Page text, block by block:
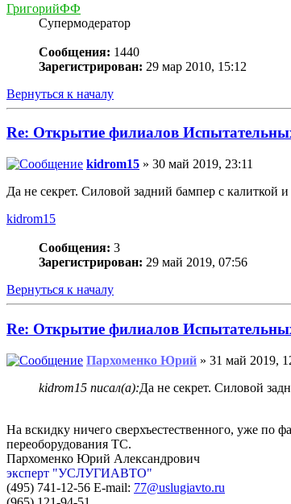
ГригорийФФ
Супермодератор
Сообщения: 1440
Зарегистрирован: 29 мар 2010, 15:12
Вернуться к началу
Re: Открытие филиалов
kidrom15 » 30 май 2019, 23:11
Да не секрет. Силовой задний бампер с калиткой
kidrom15
Сообщения: 3
Зарегистрирован: 29 май 2019, 07:56
Вернуться к началу
Re: Открытие филиалов
Пархоменко Юрий » 31 май 2019,
kidrom15 писал(а):Да не секрет. Силовой
На вскидку ничего сверхъестественного, уже по
переоборудования ТС.
Пархоменко Юрий Александрович
эксперт "УСЛУГИАВТО"
(495) 741-12-56 E-mail: 77@uslugiavto.ru